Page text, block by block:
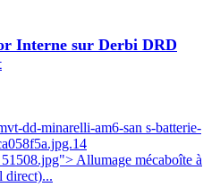
Interne sur Derbi DRD
dd-minarelli-am6-san s-batterie-
Allumage mécaboîte à
direct)...